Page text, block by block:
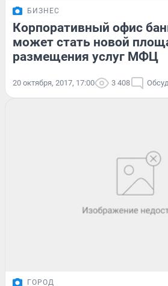
БИЗНЕС
Корпоративный офис
может стать новой
размещения услуг МФЦ
20 октября, 2017, 17:00 3 408
ГОРОД